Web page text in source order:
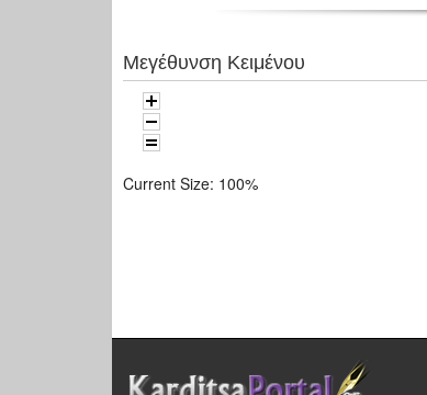
Μεγέθυνση Κειμένου
Current Size: 100%